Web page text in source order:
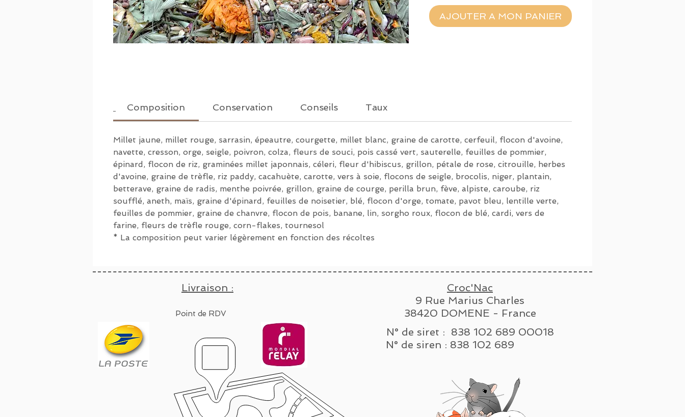
AJOUTER A MON PANIER
Composition Conservation Conseils Taux
Millet jaune, millet rouge, sarrasin, épeautre, courgette, millet blanc, graine de carotte, cerfeuil, flocon d'avoine,
navette, cresson, orge, seigle, poivron, colza, fleurs de souci, pois cassé vert, sauterelle, feuilles de pommier,
épinard, flocon de riz, graminées millet japonnais, céleri, fleur d'hibiscus, grillon, pétale de rose, citrouille, herbes
d'avoine, graine de trèfle, riz paddy, cacahuète, carotte, vers à soie, flocons de seigle, brocolis, niger, plantain,
betterave, graine de radis, menthe poivrée, grillon, graine de courge, perilla brun, fève, alpiste, caroube, riz
soufflé, aneth, maïs, graine d'épinard, feuilles de noisetier, blé, flocon d'orge, tomate, pavot bleu, lentille verte,
feuilles de pommier, graine de chanvre, flocon de pois, banane, lin, sorgho roux, flocon de blé, cardi, vers de
farine, fleurs de trèfle rouge, corn-flakes, tournesol
* La composition peut varier légèrement en fonction des récoltes
Livraison :
Point de RDV
Croc'Nac
9 Rue Marius Charles
38420 DOMENE - France
N° de siret : 838 102 689 00018
N° de siren : 838 102 689